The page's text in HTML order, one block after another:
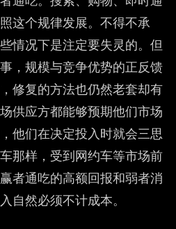
这个规律发展。不得不承
情况下是注定要失灵的。但
，规模与竞争优势的正反馈
修复的方法也仍然老套却有
供应方都能够预期他们市场
他们在决定投入时就会三思
那样，受到网约车等市场前
者通吃的高额回报和弱者消
自然必须不计成本。